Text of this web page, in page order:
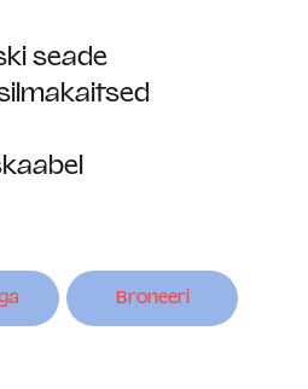
seade
Broneeri